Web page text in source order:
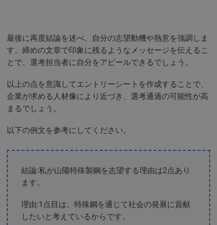
最後に再度結論を述べ、自分の志望動機や熱意を強調しま
す。締めの文章で印象に残るようなメッセージを伝えるこ
とで、選考担当者に自分をアピールできるでしょう。
以上の点を意識してエントリーシートを作成することで、
企業が求める人材像により近づき、選考通過の可能性が高
まるでしょう。
以下の例文を参考にしてください。
結論:私が山陽特殊製鋼を志望する理由は2点あり
ます。
理由:1点目は、特殊鋼を通じて社会の発展に貢献
したいと考えているからです。